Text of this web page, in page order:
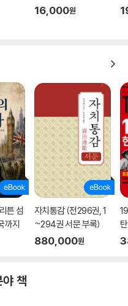
16,000원
튼 섬
까지
자치통감 (전296권, 1
~294권 서문 부록)
880,000원
책